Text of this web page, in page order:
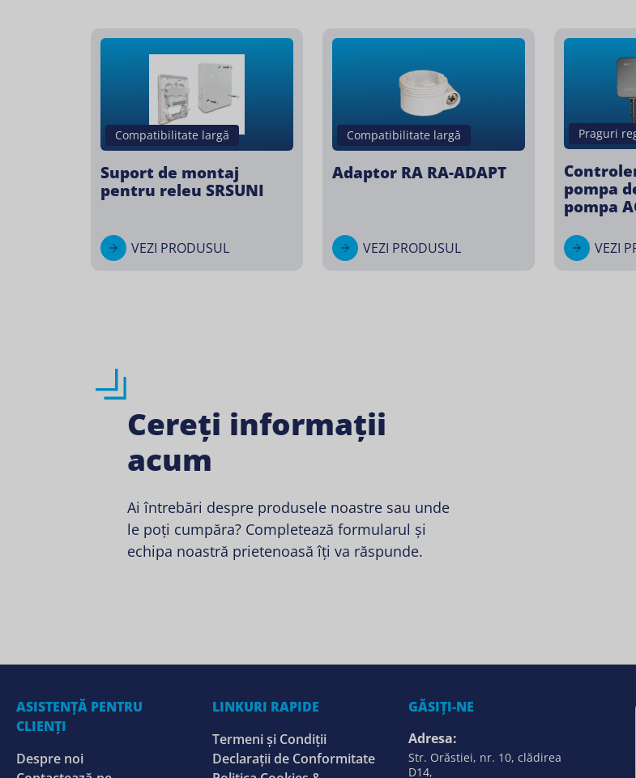
Compatibilitate largă
Suport de montaj
pentru releu SRSUNI
VEZI PRODUSUL
Compatibilitate largă
Adaptor RA RA-ADAPT
VEZI PRODUSUL
Praguri
pompa
pompa
VEZI
Cereți informații
acum
Ai întrebări despre produsele noastre sau unde
le poți cumpăra? Completează formularul și
echipa noastră prietenoasă îți va răspunde.
ASISTENȚĂ PENTRU
CLIENȚI
Despre noi
LINKURI RAPIDE
Termeni și Condiții
Declarații de Conformitate
GĂSIȚI-NE
Adresa:
Str. Orăstiei, nr. 10, clădirea
D14,